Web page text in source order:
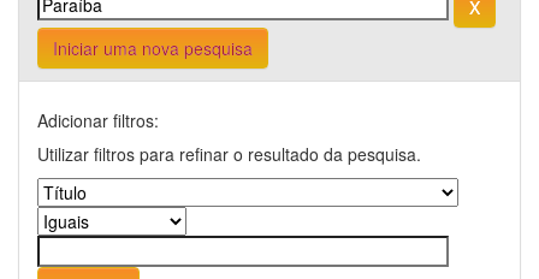
Iniciar uma nova pesquisa
Adicionar filtros:
Utilizar filtros para refinar o resultado da pesquisa.